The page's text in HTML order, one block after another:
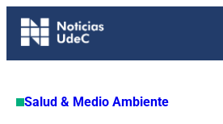
Saltar
Salud & Medio Ambiente